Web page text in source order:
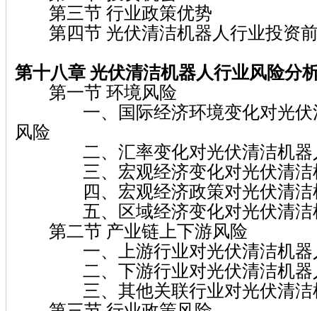
第三节 行业政策优势
第四节 光伏清洁机器人行业投资
第十八章 光伏清洁机器人行业风险分
第一节 环境风险
一、国际经济环境变化对光伏
风险
二、汇率变化对光伏清洁机器
三、宏观经济变化对光伏清洁
四、宏观经济政策对光伏清洁
五、区域经济变化对光伏清洁
第二节 产业链上下游风险
一、上游行业对光伏清洁机器
二、下游行业对光伏清洁机器
三、其他关联行业对光伏清洁